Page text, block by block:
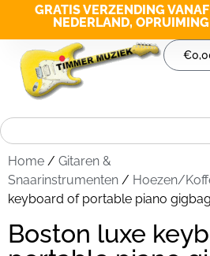
GRATIS VERZENDING
NEDERLAND,
€
Home / Gitaren &
Snaarinstrumenten / Hoezen/
keyboard of portable piano
Boston luxe